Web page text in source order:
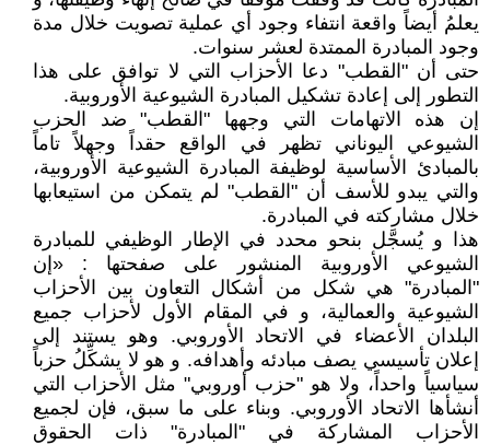
يعلمُ أيضاً واقعة انتفاء وجود أي عملية تصويت خلال مدة
وجود المبادرة الممتدة لعشر سنوات.
حتى أن "القطب" دعا الأحزاب التي لا توافق على هذا
التطور إلى إعادة تشكيل المبادرة الشيوعية الأوروبية.
إن هذه الاتهامات التي وجهها "القطب" ضد الحزب
الشيوعي اليوناني تظهر في الواقع حقداً وجهلاً تاماً
بالمبادئ الأساسية لوظيفة المبادرة الشيوعية الأوروبية،
والتي يبدو للأسف أن "القطب" لم يتمكن من استيعابها
خلال مشاركته في المبادرة.
هذا و يُسجَّل بنحو محدد في اﻹطار الوظيفي للمبادرة
الشيوعي اﻷوروبية المنشور على صفحتها : «إن
"المبادرة" هي شكل من أشكال التعاون بين اﻷحزاب
الشيوعية والعمالية، و في المقام الأول لأحزاب جميع
البلدان الأعضاء في الاتحاد الأوروبي. وهو يستند إلى
إعلان تأسيسي يصف مبادئه وأهدافه. و هو لا يشكِّلُ حزباً
سياسياً واحداً، ولا هو "حزب أوروبي" مثل الأحزاب التي
أنشأها الاتحاد الأوروبي. وبناء على ما سبق، فإن لجميع
الأحزاب المشاركة في "المبادرة" ذات الحقوق